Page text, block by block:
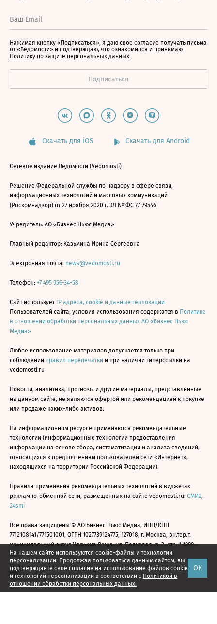
На нашем сайте используются cookie-файлы и технологии
персонализации. Продолжая пользоваться данным сайтом, вы
подтверждаете свое согласие на использование файлов cookie
и технологий персонализации в соответствии с Политикой в
отношении обработки персональных данных.
ОК
Нажимая кнопку «Подписаться», я даю свое согласие получать письма
от «Ведомости» и подтверждаю, что ознакомился и принимаю
Политику по защите персональных данных
Скачать для iOS Скачать для Android
Сетевое издание Ведомости (Vedomosti)
Решение Федеральной службы по надзору в сфере связи,
информационных технологий и массовых коммуникаций
(Роскомнадзор) от 27 ноября 2020 г. ЭЛ № ФС 77-79546
Учредитель: АО «Бизнес Ньюс Медиа»
Главный редактор: Казьмина Ирина Сергеевна
Электронная почта: news@vedomosti.ru
Телефон: +7 495 956-34-58
Сайт использует IP адреса, cookie и данные геолокации
Пользователей сайта, условия использования содержатся в Политике
в отношении обработки персональных данных АО «Бизнес Ньюс
Медиа»
Любое использование материалов допускается только при
соблюдении правил перепечатки и при наличии гиперссылки на
vedomosti.ru
Новости, аналитика, прогнозы и другие материалы, представленные
на данном сайте, не являются офертой или рекомендацией к покупке
или продаже каких-либо активов.
На информационном ресурсе применяются рекомендательные
технологии (информационные технологии предоставления
информации на основе сбора, систематизации и анализа сведений,
относящихся к предпочтениям пользователей сети «Интернет»,
находящихся на территории Российской Федерации).
Правила применения рекомендательных технологий в виджетах
рекламно-обменной сети, размещенных на сайте vedomosti.ru: СМИ2,
24smi
Все права защищены © АО Бизнес Ньюс Медиа, ИНН/КПП
7712108141/771501001, ОГРН 1027739124775, 127018, г. Москва, вн.тер.г.
муниципальный округ Марьина Роща, ул. Полковая, д. 3, стр. 1 1999—
2026